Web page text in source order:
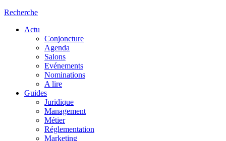
Recherche
Actu
Conjoncture
Agenda
Salons
Evénements
Nominations
A lire
Guides
Juridique
Management
Métier
Réglementation
Marketing